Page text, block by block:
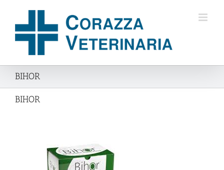
contenuto
BIHOR
BIHOR